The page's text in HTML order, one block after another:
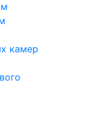
камер